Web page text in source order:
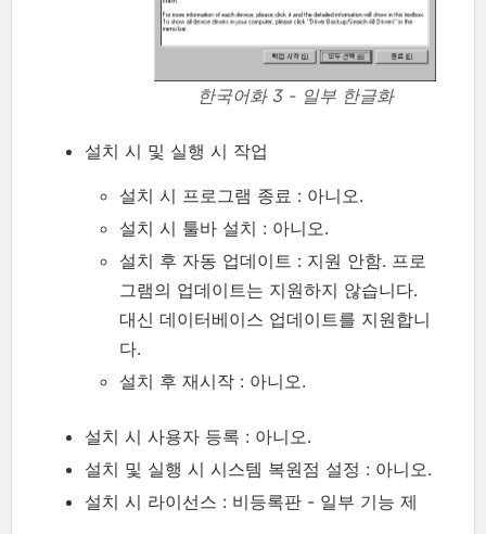
한국어화 3 - 일부 한글화
설치 시 및 실행 시 작업
설치 시 프로그램 종료 : 아니오.
설치 시 툴바 설치 : 아니오.
설치 후 자동 업데이트 : 지원 안함. 프로
그램의 업데이트는 지원하지 않습니다.
대신 데이터베이스 업데이트를 지원합니
다.
설치 후 재시작 : 아니오.
설치 시 사용자 등록 : 아니오.
설치 및 실행 시 시스템 복원점 설정 : 아니오.
설치 시 라이선스 : 비등록판 - 일부 기능 제